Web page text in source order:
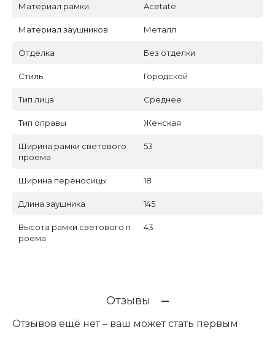
Материал рамки Acetate
Материал заушников Металл
Отделка Без отделки
Стиль Городской
Тип лица Среднее
Тип оправы Женская
Ширина рамки светового
проема
53
Ширина переносицы 18
Длина заушника 145
Высота рамки светового п
роема
43
Отзывы
Отзывов ещё нет – ваш может стать первым